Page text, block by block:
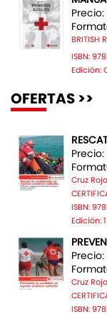
Precio:
BRITISH
ISBN:
Edición:
OFERTAS >>
Precio:
Cruz
ISBN:
Edición:
Precio:
Cruz
ISBN: